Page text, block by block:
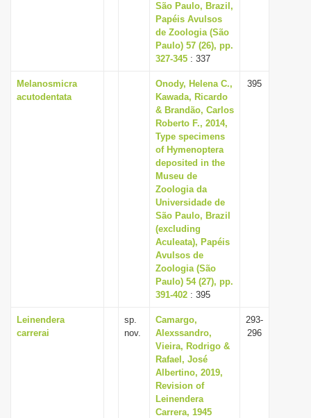
São Paulo, Brazil,
Papéis Avulsos
de Zoologia (São
Paulo) 57 (26), pp.
327-345 : 337
Melanosmicra
acutodentata
Onody, Helena C.,
Kawada, Ricardo
& Brandão, Carlos
Roberto F., 2014,
Type specimens
of Hymenoptera
deposited in the
Museu de
Zoologia da
Universidade de
São Paulo, Brazil
(excluding
Aculeata), Papéis
Avulsos de
Zoologia (São
Paulo) 54 (27), pp.
391-402 : 395
395
Leinendera
carrerai
sp.
nov.
Camargo,
Alexssandro,
Vieira, Rodrigo &
Rafael, José
Albertino, 2019,
Revision of
Leinendera
Carrera, 1945
293-
296